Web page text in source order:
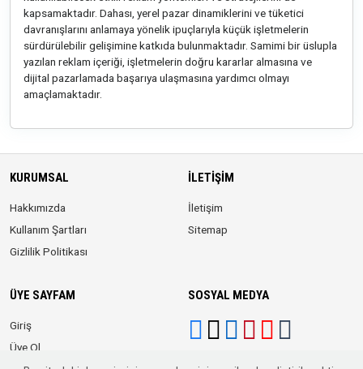
kapsamaktadır. Dahası, yerel pazar dinamiklerini ve tüketici
davranışlarını anlamaya yönelik ipuçlarıyla küçük işletmelerin
sürdürülebilir gelişimine katkıda bulunmaktadır. Samimi bir üslupla
yazılan reklam içeriği, işletmelerin doğru kararlar almasına ve
dijital pazarlamada başarıya ulaşmasına yardımcı olmayı
amaçlamaktadır.
KURUMSAL
Hakkımızda
Kullanım Şartları
Gizlilik Politikası
İLETIŞIM
İletişim
Sitemap
ÜYE SAYFAM
Giriş
Üye Ol
SOSYAL MEDYA